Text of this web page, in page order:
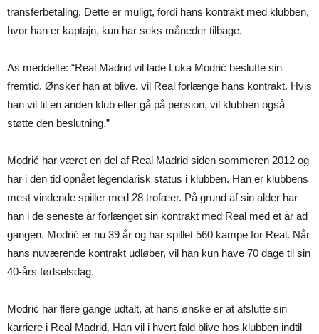
transferbetaling. Dette er muligt, fordi hans kontrakt med klubben,
hvor han er kaptajn, kun har seks måneder tilbage.
As meddelte: “Real Madrid vil lade Luka Modrić beslutte sin
fremtid. Ønsker han at blive, vil Real forlænge hans kontrakt. Hvis
han vil til en anden klub eller gå på pension, vil klubben også
støtte den beslutning.”
Modrić har været en del af Real Madrid siden sommeren 2012 og
har i den tid opnået legendarisk status i klubben. Han er klubbens
mest vindende spiller med 28 trofæer. På grund af sin alder har
han i de seneste år forlænget sin kontrakt med Real med et år ad
gangen. Modrić er nu 39 år og har spillet 560 kampe for Real. Når
hans nuværende kontrakt udløber, vil han kun have 70 dage til sin
40-års fødselsdag.
Modrić har flere gange udtalt, at hans ønske er at afslutte sin
karriere i Real Madrid. Han vil i hvert fald blive hos klubben indtil